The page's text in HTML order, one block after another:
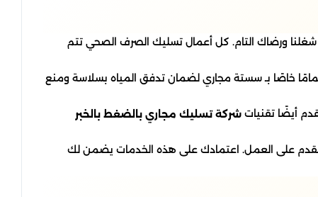
ورضاك التام. كل أعمال تسليك الصرف الصحي تتم
خاصًا بـ سستة مجاري لضمان تدفق المياه بسلاسة ومنع
أيضًا تقنيات شركة تسليك مجاري بالضغط بالخبر
على العمل. اعتمادك على هذه الخدمات يضمن لك